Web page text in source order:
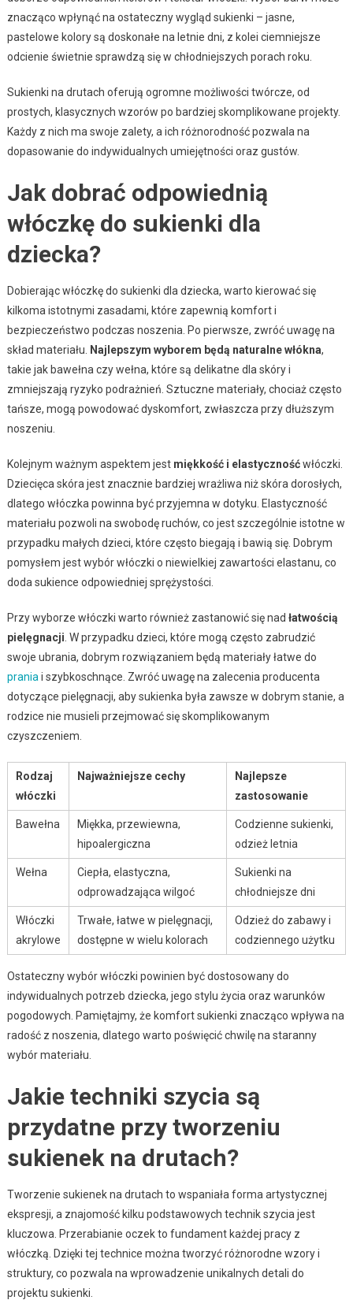
znacząco wpłynąć na ostateczny wygląd sukienki – jasne,
pastelowe kolory są doskonałe na letnie dni, z kolei ciemniejsze
odcienie świetnie sprawdzą się w chłodniejszych porach roku.
Sukienki na drutach oferują ogromne możliwości twórcze, od
prostych, klasycznych wzorów po bardziej skomplikowane projekty.
Każdy z nich ma swoje zalety, a ich różnorodność pozwala na
dopasowanie do indywidualnych umiejętności oraz gustów.
Jak dobrać odpowiednią
włóczkę do sukienki dla
dziecka?
Dobierając włóczkę do sukienki dla dziecka, warto kierować się
kilkoma istotnymi zasadami, które zapewnią komfort i
bezpieczeństwo podczas noszenia. Po pierwsze, zwróć uwagę na
skład materiału.
Najlepszym wyborem będą naturalne włókna,
takie jak bawełna czy wełna, które są delikatne dla skóry i
zmniejszają ryzyko podrażnień. Sztuczne materiały, chociaż często
tańsze, mogą powodować dyskomfort, zwłaszcza przy dłuższym
noszeniu.
Kolejnym ważnym aspektem jest miękkość i elastycznośćwłóczki.
Dziecięca skóra jest znacznie bardziej wrażliwa niż skóra dorosłych,
dlatego włóczka powinna być przyjemna w dotyku. Elastyczność
materiału pozwoli na swobodę ruchów, co jest szczególnie istotne w
przypadku małych dzieci, które często biegają i bawią się. Dobrym
pomysłem jest wybór włóczki o niewielkiej zawartości elastanu, co
doda sukience odpowiedniej sprężystości.
Przy wyborze włóczki warto również zastanowić się nad łatwością
pielęgnacji . W przypadku dzieci, które mogą często zabrudzić
swoje ubrania, dobrym rozwiązaniem będą materiały łatwe do
prania i szybkoschnące. Zwróć uwagę na zalecenia producenta
dotyczące pielęgnacji, aby sukienka była zawsze w dobrym stanie, a
rodzice nie musieli przejmować się skomplikowanym
czyszczeniem.
Rodzaj
włóczki
Najważniejsze cechy
Najlepsze
zastosowanie
Bawełna
Miękka, przewiewna,
hipoalergiczna
Codzienne sukienki,
odzież letnia
Wełna
Ciepła, elastyczna,
odprowadzająca wilgoć
Sukienki na
chłodniejsze dni
Włóczki
akrylowe
Trwałe, łatwe w pielęgnacji,
dostępne w wielu kolorach
Odzież do zabawy i
codziennego użytku
Ostateczny wybór włóczki powinien być dostosowany do
indywidualnych potrzeb dziecka, jego stylu życia oraz warunków
pogodowych. Pamiętajmy, że komfort sukienki znacząco wpływa na
radość z noszenia, dlatego warto poświęcić chwilę na staranny
wybór materiału.
Jakie techniki szycia są
przydatne przy tworzeniu
sukienek na drutach?
Tworzenie sukienek na drutach to wspaniała forma artystycznej
ekspresji, a znajomość kilku podstawowych technik szycia jest
kluczowa. Przerabianie oczek to fundament każdej pracy z
włóczką. Dzięki tej technice można tworzyć różnorodne wzory i
struktury, co pozwala na wprowadzenie unikalnych detali do
projektu sukienki.